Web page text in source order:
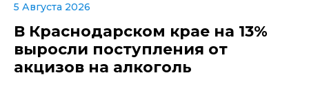
5 Августа 2026
В Краснодарском крае на 13%
выросли поступления от
акцизов на алкоголь